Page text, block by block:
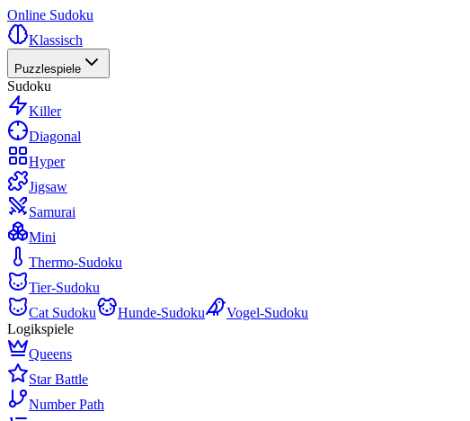
Online Sudoku
Klassisch
Puzzlespiele
Sudoku
Killer
Diagonal
Hyper
Jigsaw
Samurai
Mini
Thermo-Sudoku
Tier-Sudoku
Cat Sudoku
Hunde-Sudoku
Vogel-Sudoku
Logikspiele
Queens
Star Battle
Number Path